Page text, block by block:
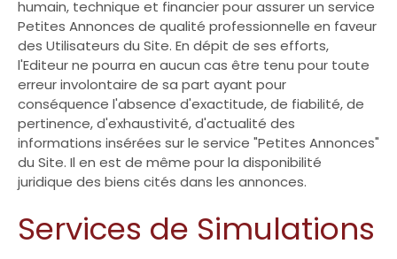
humain, technique et financier pour assurer un service
Petites Annonces de qualité professionnelle en faveur
des Utilisateurs du Site. En dépit de ses efforts,
l'Editeur ne pourra en aucun cas être tenu pour toute
erreur involontaire de sa part ayant pour
conséquence l'absence d'exactitude, de fiabilité, de
pertinence, d'exhaustivité, d'actualité des
informations insérées sur le service "Petites Annonces"
du Site. Il en est de même pour la disponibilité
juridique des biens cités dans les annonces.
Services de Simulations